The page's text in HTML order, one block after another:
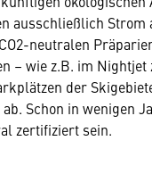
ausschließlich
neutralen
– wie z.B. im Nightjet
der
Schon in wenigen
zertifiziert sein.